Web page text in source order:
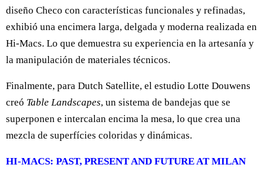
diseño Checo con características funcionales y refinadas,
exhibió una encimera larga, delgada y moderna realizada en
Hi-Macs. Lo que demuestra su experiencia en la artesanía y
la manipulación de materiales técnicos.
Finalmente, para Dutch Satellite, el estudio Lotte Douwens
creó Table Landscapes, un sistema de bandejas que se
superponen e intercalan encima la mesa, lo que crea una
mezcla de superfícies coloridas y dinámicas.
HI-MACS: PAST, PRESENT AND FUTURE AT MILAN